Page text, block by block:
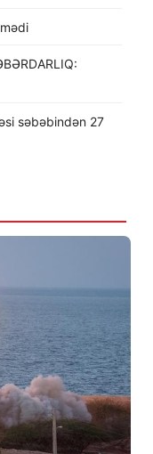
səbəbindən 27